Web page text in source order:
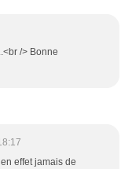
/> Bonne
effet jamais de